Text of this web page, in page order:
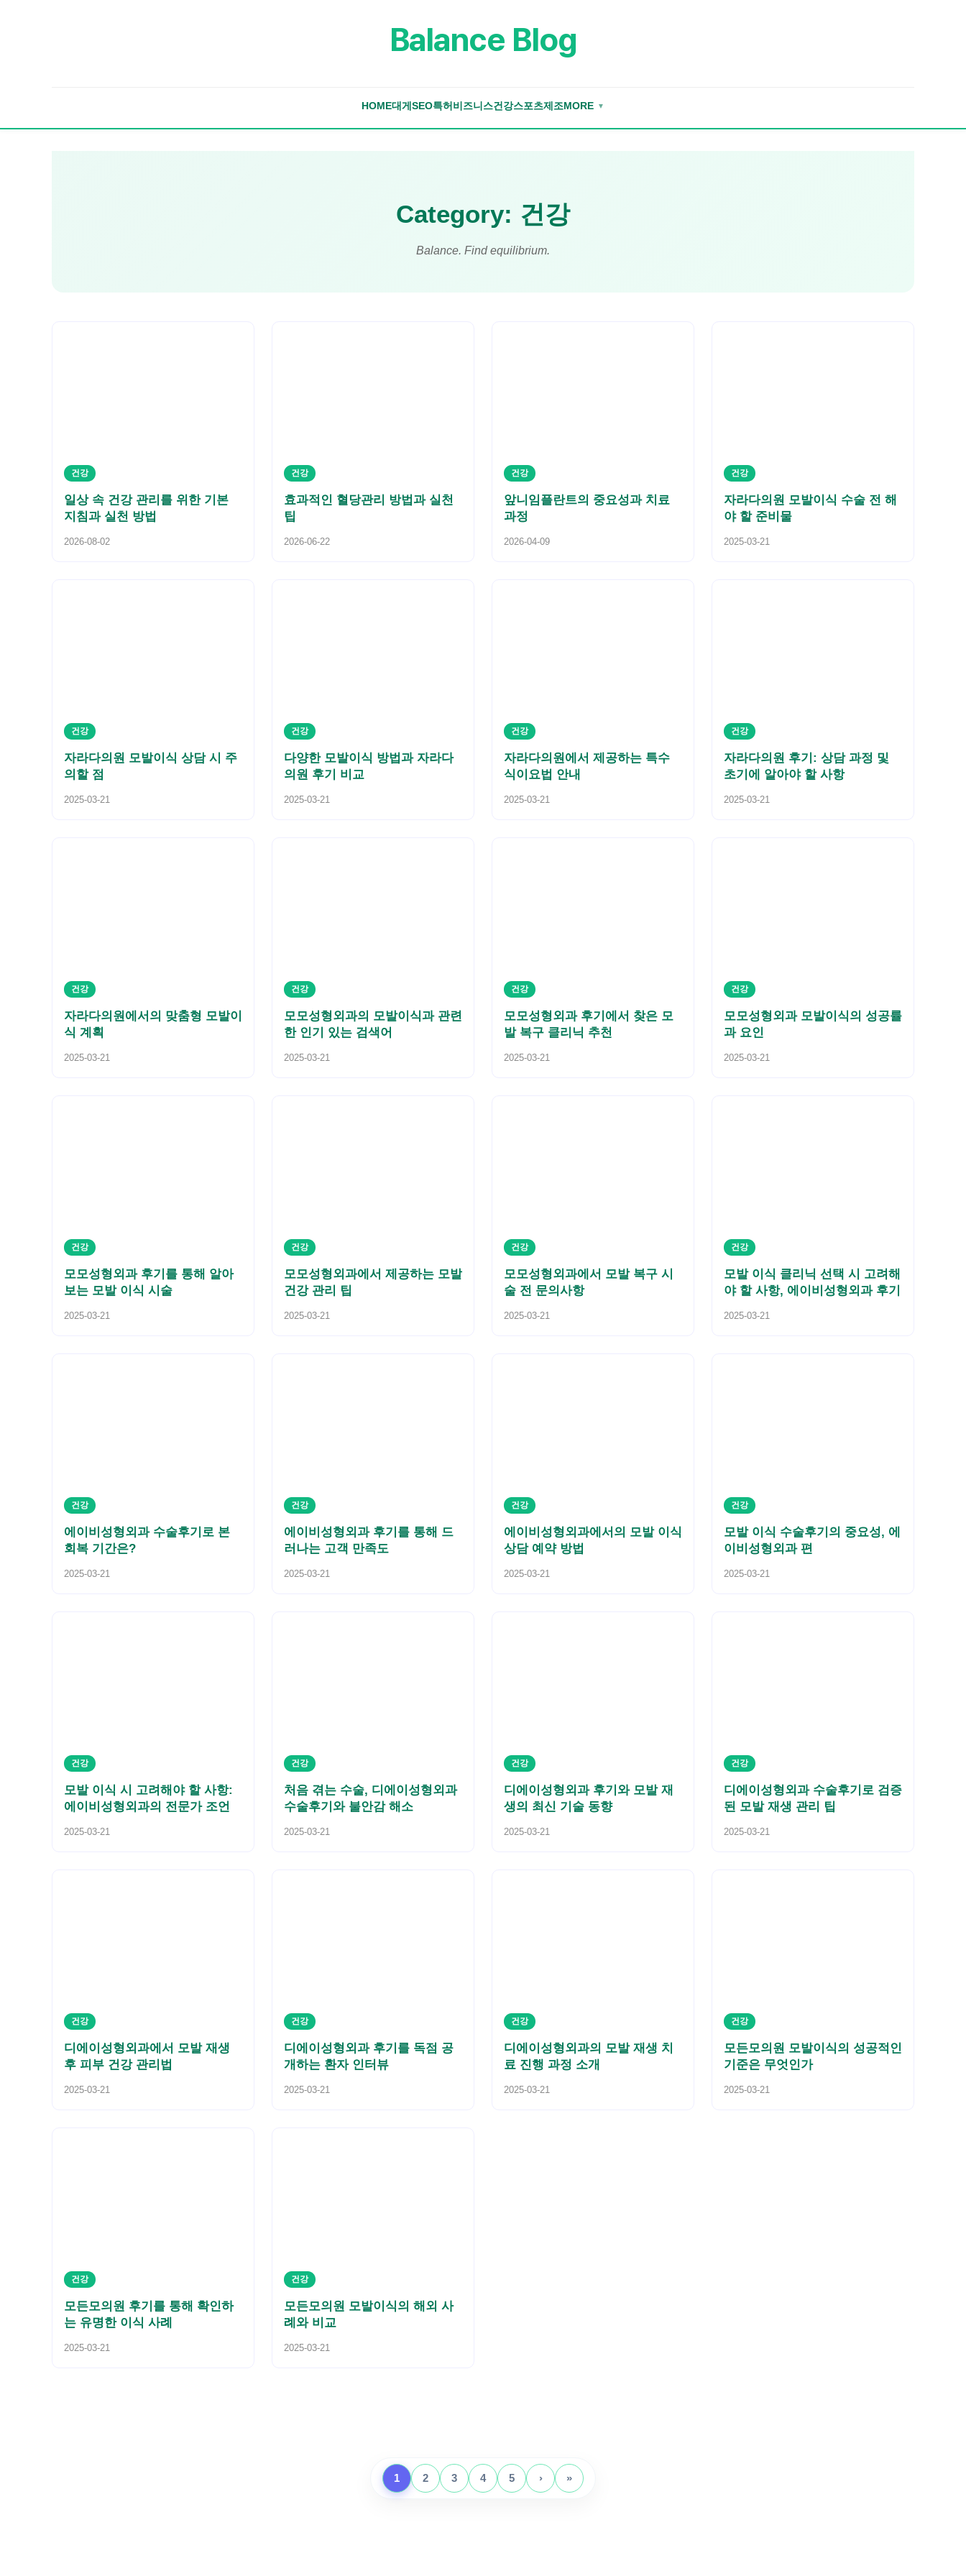
Balance Blog
HOME대게 SEO특허 비즈니스건강스포츠제조MORE ▼
Category: 건강
Balance. Find equilibrium.
건강
일상 속 건강 관리를 위한 기본
지침과 실천 방법
2026-08-02
건강
효과적인 혈당관리 방법과 실천
팁
2026-06-22
건강
앞니임플란트의 중요성과 치료
과정
2026-04-09
건강
자라다의원 모발이식 수술 전 해
야 할 준비물
2025-03-21
건강
자라다의원 모발이식 상담 시 주
의할 점
2025-03-21
건강
다양한 모발이식 방법과 자라다
의원 후기 비교
2025-03-21
건강
자라다의원에서 제공하는 특수
식이요법 안내
2025-03-21
건강
자라다의원 후기: 상담 과정 및
초기에 알아야 할 사항
2025-03-21
건강
자라다의원에서의 맞춤형 모발이
식 계획
2025-03-21
건강
모모성형외과의 모발이식과 관련
한 인기 있는 검색어
2025-03-21
건강
모모성형외과 후기에서 찾은 모
발 복구 클리닉 추천
2025-03-21
건강
모모성형외과 모발이식의 성공률
과 요인
2025-03-21
건강
모모성형외과 후기를 통해 알아
보는 모발 이식 시술
2025-03-21
건강
모모성형외과에서 제공하는 모발
건강 관리 팁
2025-03-21
건강
모모성형외과에서 모발 복구 시
술 전 문의사항
2025-03-21
건강
모발 이식 클리닉 선택 시 고려해
야 할 사항, 에이비성형외과 후기
2025-03-21
건강
에이비성형외과 수술후기로 본
회복 기간은?
2025-03-21
건강
에이비성형외과 후기를 통해 드
러나는 고객 만족도
2025-03-21
건강
에이비성형외과에서의 모발 이식
상담 예약 방법
2025-03-21
건강
모발 이식 수술후기의 중요성, 에
이비성형외과 편
2025-03-21
건강
모발 이식 시 고려해야 할 사항:
에이비성형외과의 전문가 조언
2025-03-21
건강
처음 겪는 수술, 디에이성형외과
수술후기와 불안감 해소
2025-03-21
건강
디에이성형외과 후기와 모발 재
생의 최신 기술 동향
2025-03-21
건강
디에이성형외과 수술후기로 검증
된 모발 재생 관리 팁
2025-03-21
건강
디에이성형외과에서 모발 재생
후 피부 건강 관리법
2025-03-21
건강
디에이성형외과 후기를 독점 공
개하는 환자 인터뷰
2025-03-21
건강
디에이성형외과의 모발 재생 치
료 진행 과정 소개
2025-03-21
건강
모든모의원 모발이식의 성공적인
기준은 무엇인가
2025-03-21
건강
모든모의원 후기를 통해 확인하
는 유명한 이식 사례
2025-03-21
건강
모든모의원 모발이식의 해외 사
례와 비교
2025-03-21
1 2 3 4 5 › »